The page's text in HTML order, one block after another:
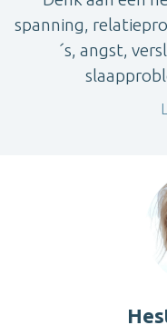
spanning,
´s, angst,